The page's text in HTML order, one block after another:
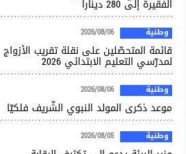
الفقيرة إلى 280 دينارا
وطنية 2026/08/06
قائمة المتحصّلين على نقلة تقريب الأزواج
لمدرّسي التعليم الابتدائي 2026
وطنية 2026/08/06
موعد ذكرى المولد النبوي الشّريف فلكيّا
وطنية 2026/08/05